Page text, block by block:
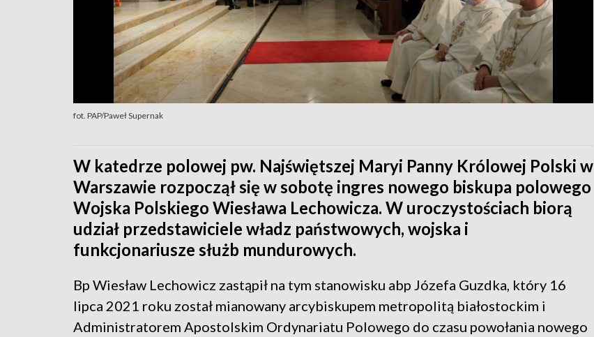
fot. PAP/Paweł Supernak
W katedrze polowej pw. Najświętszej Maryi Panny Królowej Polski w
Warszawie rozpoczął się w sobotę ingres nowego biskupa polowego
Wojska Polskiego Wiesława Lechowicza. W uroczystościach biorą
udział przedstawiciele władz państwowych, wojska i
funkcjonariusze służb mundurowych.
Bp Wiesław Lechowicz zastąpił na tym stanowisku abp Józefa Guzdka, który 16
lipca 2021 roku został mianowany arcybiskupem metropolitą białostockim i
Administratorem Apostolskim Ordynariatu Polowego do czasu powołania nowego